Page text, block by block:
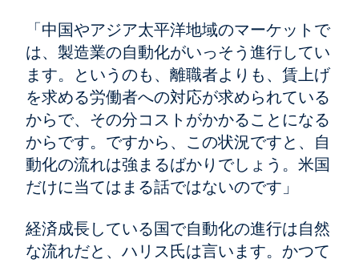
「中国やアジア太平洋地域のマーケットで
は、製造業の自動化がいっそう進行してい
ます。というのも、離職者よりも、賃上げ
を求める労働者への対応が求められている
からで、その分コストがかかることになる
からです。ですから、この状況ですと、自
動化の流れは強まるばかりでしょう。米国
だけに当てはまる話ではないのです」
経済成長している国で自動化の進行は自然
な流れだと、ハリス氏は言います。かつて